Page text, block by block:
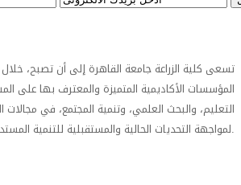
تسعى كلية الزراعة جامعة القاهرة إلى أن تصبح،
المؤسسات الأكاديمية المتميزة والمعترف بها على
التعليم، والبحث العلمي، وتنمية المجتمع، في مجالات
لمواجهة التحديات الحالية والمستقبلية للتنمية.